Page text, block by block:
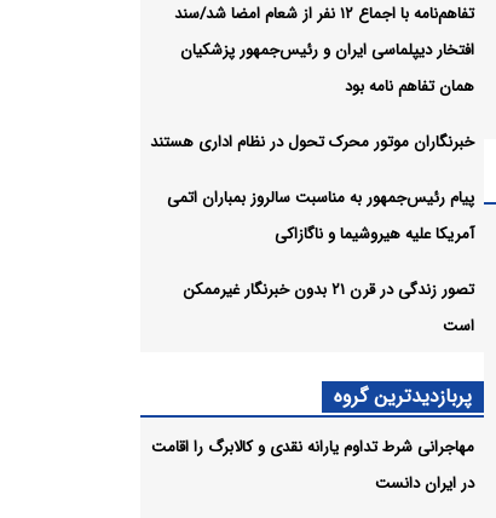
تفاهم‌نامه با اجماع ۱۲ نفر از شعام امضا شد/سند
افتخار دیپلماسی ایران و رئیس‌جمهور پزشکیان
همان تفاهم نامه بود
خبرنگاران موتور محرک تحول در نظام اداری هستند
پیام رئیس‌جمهور به مناسبت سالروز بمباران اتمی
آمریکا علیه هیروشیما و ناگازاکی
تصور زندگی در قرن ۲۱ بدون خبرنگار غیرممکن
است
پربازدیدترین گروه
مهاجرانی شرط تداوم یارانه نقدی و کالابرگ را اقامت
در ایران دانست